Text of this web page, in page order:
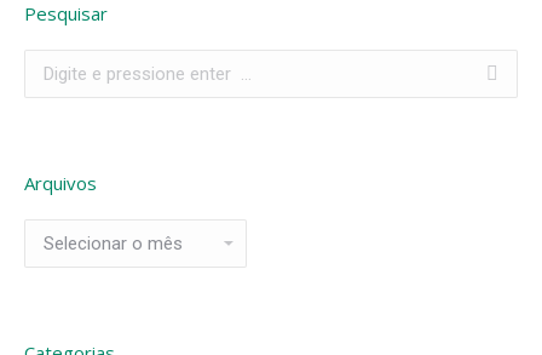
Pesquisar
Arquivos